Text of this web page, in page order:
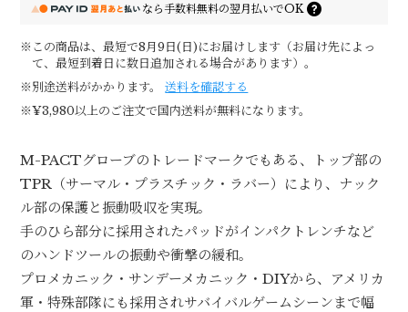
なら手数料無料の翌月払いでOK
※この商品は、最短で8月9日(日)にお届けします（お届け先によっ
て、最短到着日に数日追加される場合があります）。
※別途送料がかかります。
送料を確認する
※¥3,980以上のご注文で国内送料が無料になります。
M-PACTグローブのトレードマークでもある、トップ部の
TPR（サーマル・プラスチック・ラバー）により、ナック
ル部の保護と振動吸収を実現。
手のひら部分に採用されたパッドがインパクトレンチなど
のハンドツールの振動や衝撃の緩和。
プロメカニック・サンデーメカニック・DIYから、アメリカ
軍・特殊部隊にも採用されサバイバルゲームシーンまで幅